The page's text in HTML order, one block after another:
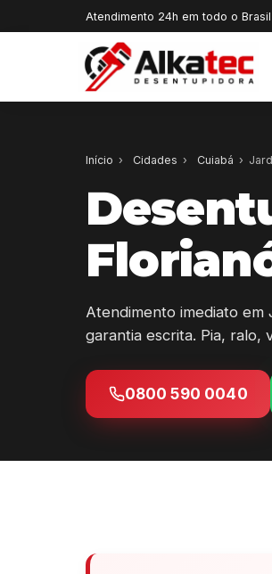
Atendimento 24h em todo o
Início › Cidades › Cuiabá ›
Atendimento imediato
garantia escrita. Pia, ralo,
0800 590 0040